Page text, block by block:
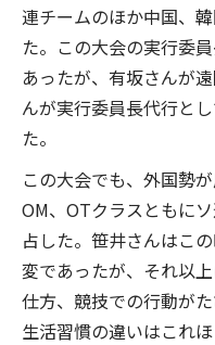
連チームのほか中国、
た。この大会の実行委
あったが、有坂さんが
んが実行委員長代行と
た。
この大会でも、外国勢
OM、OTクラスともに
占した。笹井さんはこ
変であったが、それ以
仕方、競技での行動が
生活習慣の違いはこれ